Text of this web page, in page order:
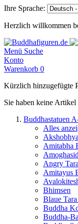
Ihre Sprache:
Herzlich willkommen
Menü Suche
Konto
Warenkorb 0
Kürzlich hinzugefügte
Sie haben keine
Buddhastatuen
Alles
Amitabha
Angry
Amitayus
Bhimsen
Blaue
Buddha
Buddha-